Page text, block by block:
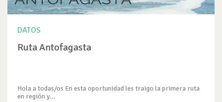
DATOS
Ruta Antofagasta
Hola a todas/os En esta oportunidad les traigo la primera ruta
en región y...